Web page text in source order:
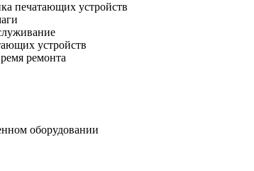
печатающих устройств
устройств
ремонта
оборудовании